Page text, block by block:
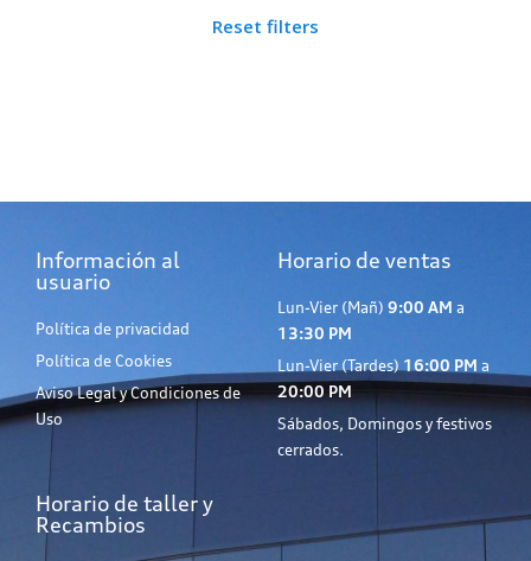
Reset filters
Información al
usuario
Política de privacidad
Política de Cookies
Aviso Legal y Condiciones de
Uso
Horario de ventas
Lun-Vier (Mañ) 9:00 AM a
13:30 PM
Lun-Vier (Tardes) 16:00 PM a
20:00 PM
Sábados, Domingos y festivos
cerrados.
Horario de taller y
Recambios